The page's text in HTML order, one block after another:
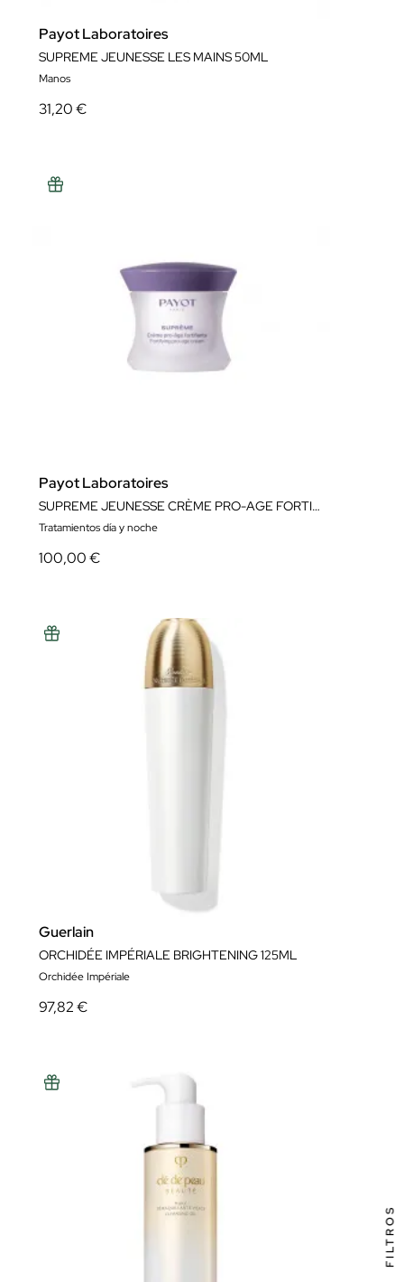
Payot Laboratoires
SUPREME JEUNESSE LES MAINS 50ML
Manos
31,20 €
Payot Laboratoires
SUPREME JEUNESSE CRÈME PRO-AGE FORTIFIANTE 50ML
Tratamientos día y noche
100,00 €
Guerlain
ORCHIDÉE IMPÉRIALE BRIGHTENING 125ML
Orchidée Impériale
97,82 €
FILTROS